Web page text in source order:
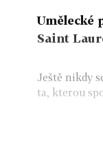
Umělecké
Saint
Ještě nikdy
ta, kterou